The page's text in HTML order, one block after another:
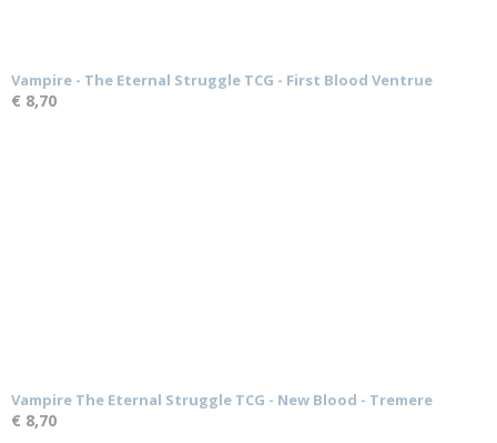
Vampire - The Eternal Struggle TCG - First Blood Ventrue
€ 8,70
Vampire The Eternal Struggle TCG - New Blood - Tremere
€ 8,70